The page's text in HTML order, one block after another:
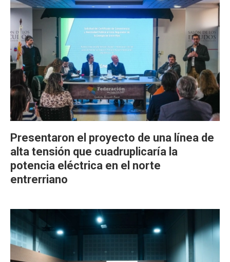
Presentaron el proyecto de una línea de
alta tensión que cuadruplicaría la
potencia eléctrica en el norte
entrerriano